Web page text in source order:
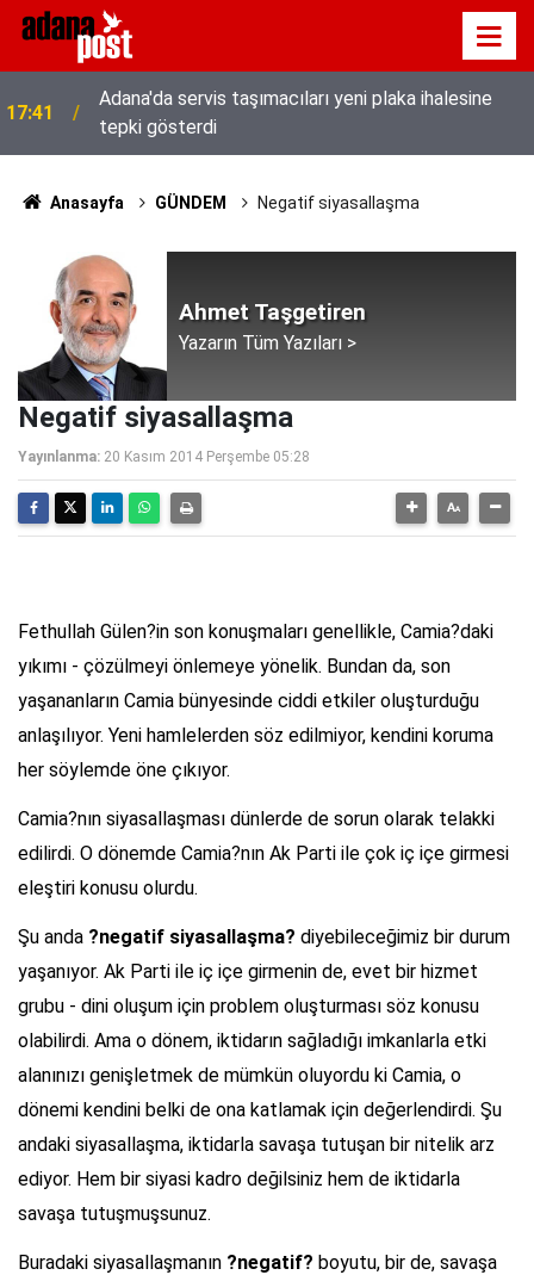
17:41
Adana'da servis taşımacıları yeni plaka ihalesine
tepki gösterdi
Anasayfa GÜNDEM Negatif siyasallaşma
Ahmet Taşgetiren
Yazarın Tüm Yazıları >
Negatif siyasallaşma
Yayınlanma: 20 Kasım 2014 Perşembe 05:28
Fethullah Gülen?in son konuşmaları genellikle, Camia?daki
yıkımı - çözülmeyi önlemeye yönelik. Bundan da, son
yaşananların Camia bünyesinde ciddi etkiler oluşturduğu
anlaşılıyor. Yeni hamlelerden söz edilmiyor, kendini koruma
her söylemde öne çıkıyor.
Camia?nın siyasallaşması dünlerde de sorun olarak telakki
edilirdi. O dönemde Camia?nın Ak Parti ile çok iç içe girmesi
eleştiri konusu olurdu.
Şu anda ?negatif siyasallaşma? diyebileceğimiz bir durum
yaşanıyor. Ak Parti ile iç içe girmenin de, evet bir hizmet
grubu - dini oluşum için problem oluşturması söz konusu
olabilirdi. Ama o dönem, iktidarın sağladığı imkanlarla etki
alanınızı genişletmek de mümkün oluyordu ki Camia, o
dönemi kendini belki de ona katlamak için değerlendirdi. Şu
andaki siyasallaşma, iktidarla savaşa tutuşan bir nitelik arz
ediyor. Hem bir siyasi kadro değilsiniz hem de iktidarla
savaşa tutuşmuşsunuz.
Buradaki siyasallaşmanın ?negatif? boyutu, bir de, savaşa